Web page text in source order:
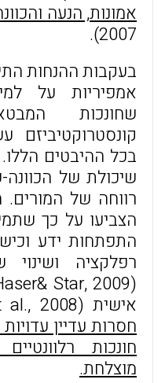
אמונות, הנעה
2007).
בעקבות ההנחות
אמפיריות על
שחונכות
בכל ההיבטים
שיכולת של
רווחה של
הצביעו על כך
רפלקציה ושינוי
אישית (Kessels et al., 2008).
חסרות עדיין
חונכות
מוצלחת.